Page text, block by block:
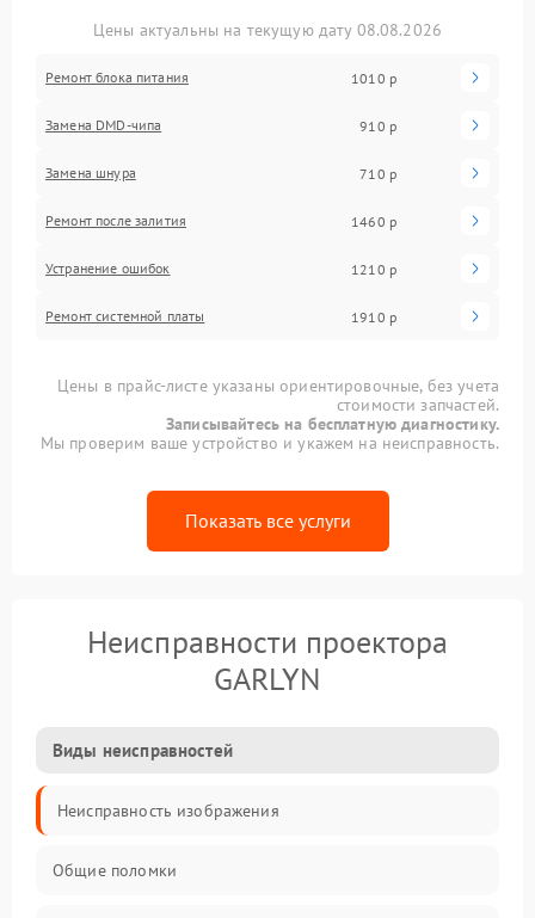
Цены актуальны на текущую дату 08.08.2026
Ремонт блока питания 1010 р
Замена DMD-чипа 910 р
Замена шнура 710 р
Ремонт после залития 1460 р
Устранение ошибок 1210 р
Ремонт системной платы 1910 р
Цены в прайс-листе указаны ориентировочные, без учета
стоимости запчастей.
Записывайтесь на бесплатную диагностику.
Мы проверим ваше устройство и укажем на неисправность.
Показать все услуги
Неисправности проектора
GARLYN
Виды неисправностей
Неисправность изображения
Общие поломки